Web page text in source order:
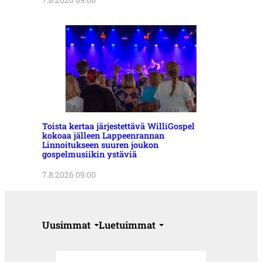
Toista kertaa järjestettävä WilliGospel
kokoaa jälleen Lappeenrannan
Linnoitukseen suuren joukon
gospelmusiikin ystäviä
7.8.2026 09:00
Uusimmat Luetuimmat